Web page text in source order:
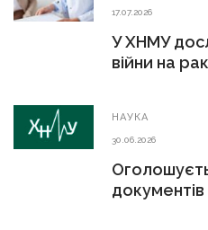
17.07.2026
У ХНМУ
війни на рак
НАУКА
30.06.2026